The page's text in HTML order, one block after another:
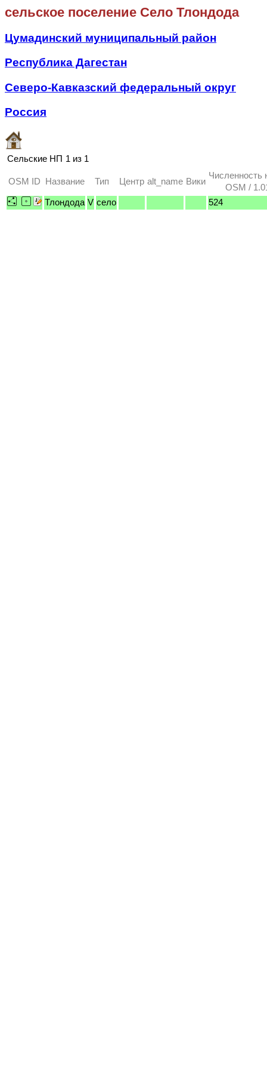
сельское поселение Село Тлондода
Цумадинский муниципальный район
Республика Дагестан
Северо-Кавказский федеральный округ
Россия
Сельские НП 1 из 1
OSM ID Название Тип Центр alt_name Вики
Численность
OSM /
Тлондода V село 524